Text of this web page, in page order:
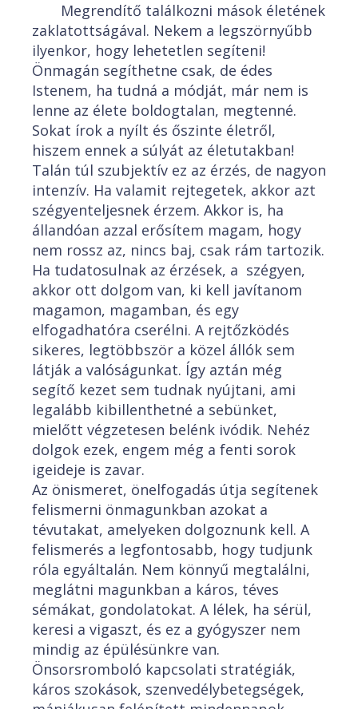
Megrendítő találkozni mások életének
zaklatottságával. Nekem a legszörnyűbb
ilyenkor, hogy lehetetlen segíteni!
Önmagán segíthetne csak, de édes
Istenem, ha tudná a módját, már nem is
lenne az élete boldogtalan, megtenné.
Sokat írok a nyílt és őszinte életről,
hiszem ennek a súlyát az életutakban!
Talán túl szubjektív ez az érzés, de nagyon
intenzív. Ha valamit rejtegetek, akkor azt
szégyenteljesnek érzem. Akkor is, ha
állandóan azzal erősítem magam, hogy
nem rossz az, nincs baj, csak rám tartozik.
Ha tudatosulnak az érzések, a szégyen,
akkor ott dolgom van, ki kell javítanom
magamon, magamban, és egy
elfogadhatóra cserélni. A rejtőzködés
sikeres, legtöbbször a közel állók sem
látják a valóságunkat. Így aztán még
segítő kezet sem tudnak nyújtani, ami
legalább kibillenthetné a sebünket,
mielőtt végzetesen belénk ivódik. Nehéz
dolgok ezek, engem még a fenti sorok
igeideje is zavar.
Az önismeret, önelfogadás útja segítenek
felismerni önmagunkban azokat a
tévutakat, amelyeken dolgoznunk kell. A
felismerés a legfontosabb, hogy tudjunk
róla egyáltalán. Nem könnyű megtalálni,
meglátni magunkban a káros, téves
sémákat, gondolatokat. A lélek, ha sérül,
keresi a vigaszt, és ez a gyógyszer nem
mindig az épülésünkre van.
Önsorsromboló kapcsolati stratégiák,
káros szokások, szenvedélybetegségek,